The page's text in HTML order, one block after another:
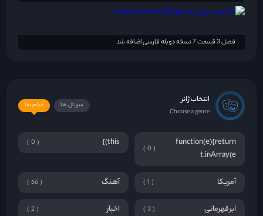
فصل 3 قسمت 7 نسخه دوبله فارسی اضافه شد
انتخاب ژانر
Choose a genre
فیلم ها سریال ها
function(e){return
t.inArray(e
0
this)}
0
آمریکا 1 آهنگ 66
ابرقهرمانی 3 اخبار 2